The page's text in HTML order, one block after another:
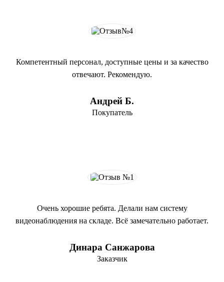
Компетентный персонал, доступные цены и за качество
отвечают. Рекомендую.
Андрей Б.
Покупатель
Очень хорошие ребята. Делали нам систему
видеонаблюдения на складе. Всё замечательно работает.
Динара Санжарова
Заказчик